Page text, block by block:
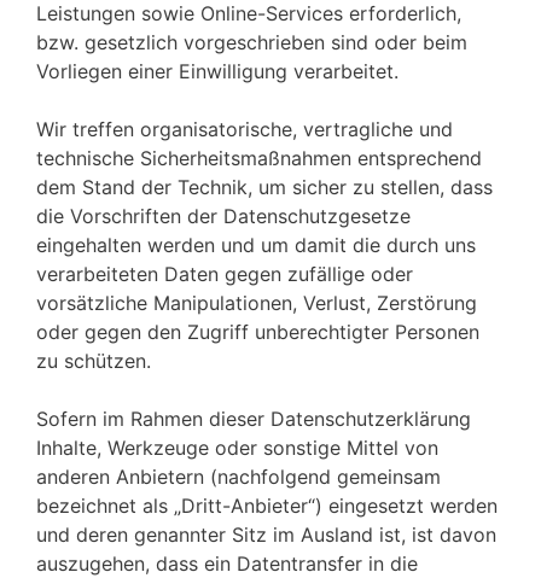
Leistungen sowie Online-Services erforderlich,
bzw. gesetzlich vorgeschrieben sind oder beim
Vorliegen einer Einwilligung verarbeitet.
Wir treffen organisatorische, vertragliche und
technische Sicherheitsmaßnahmen entsprechend
dem Stand der Technik, um sicher zu stellen, dass
die Vorschriften der Datenschutzgesetze
eingehalten werden und um damit die durch uns
verarbeiteten Daten gegen zufällige oder
vorsätzliche Manipulationen, Verlust, Zerstörung
oder gegen den Zugriff unberechtigter Personen
zu schützen.
Sofern im Rahmen dieser Datenschutzerklärung
Inhalte, Werkzeuge oder sonstige Mittel von
anderen Anbietern (nachfolgend gemeinsam
bezeichnet als „Dritt-Anbieter“) eingesetzt werden
und deren genannter Sitz im Ausland ist, ist davon
auszugehen, dass ein Datentransfer in die